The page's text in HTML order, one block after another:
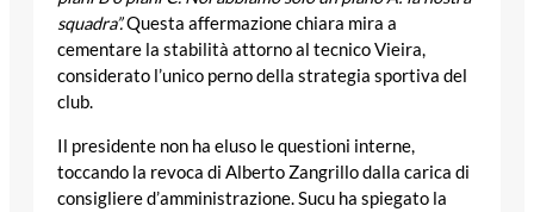
squadra”.Questa affermazione chiara mira a
cementare la stabilità attorno al tecnico Vieira,
considerato l’unico perno della strategia sportiva del
club.
Il presidente non ha eluso le questioni interne,
toccando la revoca di Alberto Zangrillo dalla carica di
consigliere d’amministrazione. Sucu ha spiegato la